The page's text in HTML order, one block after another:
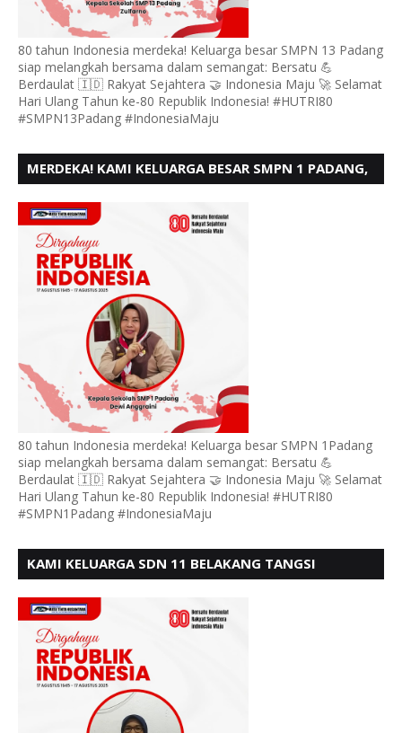
80 tahun Indonesia merdeka! Keluarga besar SMPN 13 Padang
siap melangkah bersama dalam semangat: Bersatu 💪
Berdaulat 🇮🇩 Rakyat Sejahtera 🤝 Indonesia Maju 🚀 Selamat
Hari Ulang Tahun ke-80 Republik Indonesia! #HUTRI80
#SMPN13Padang #IndonesiaMaju
MERDEKA! KAMI KELUARGA BESAR SMPN 1 PADANG,
80 tahun Indonesia merdeka! Keluarga besar SMPN 1Padang
siap melangkah bersama dalam semangat: Bersatu 💪
Berdaulat 🇮🇩 Rakyat Sejahtera 🤝 Indonesia Maju 🚀 Selamat
Hari Ulang Tahun ke-80 Republik Indonesia! #HUTRI80
#SMPN1Padang #IndonesiaMaju
KAMI KELUARGA SDN 11 BELAKANG TANGSI